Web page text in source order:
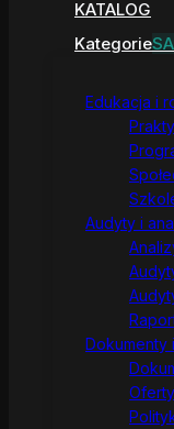
KATALOG
Kategorie
Edukacja i
Audyty i
Dokumenty